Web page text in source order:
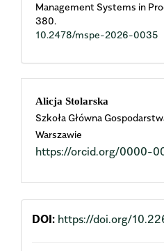
Management Systems in
380.
10.2478/mspe-2026-0035
Main
Article
Content
Alicja Stolarska
Szkoła Główna
Warszawie
https://orcid.org/0000-
DOI: https://doi.org/